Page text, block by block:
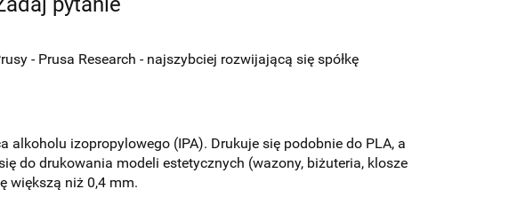
- Prusa Research - najszybciej rozwijającą się spółkę
alkoholu izopropylowego (IPA). Drukuje się podobnie do PLA, a
do drukowania modeli estetycznych (wazony, biżuteria, klosze
większą niż 0,4 mm.